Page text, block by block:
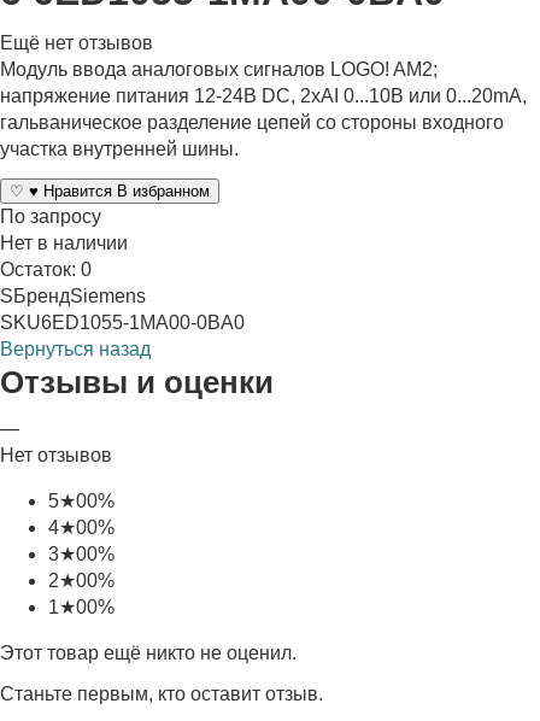
Ещё нет отзывов
Модуль ввода аналоговых сигналов LOGO! AM2;
напряжение питания 12-24В DC, 2xAI 0...10В или 0...20mA,
гальваническое разделение цепей со стороны входного
участка внутренней шины.
♡ ♥ Нравится В избранном
По запросу
Нет в наличии
Остаток: 0
SБрендSiemens
SKU6ED1055-1MA00-0BA0
Вернуться назад
Отзывы и оценки
—
Нет отзывов
5★00%
4★00%
3★00%
2★00%
1★00%
Этот товар ещё никто не оценил.
Станьте первым, кто оставит отзыв.